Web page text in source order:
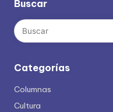
Buscar
Categorías
Columnas
Cultura